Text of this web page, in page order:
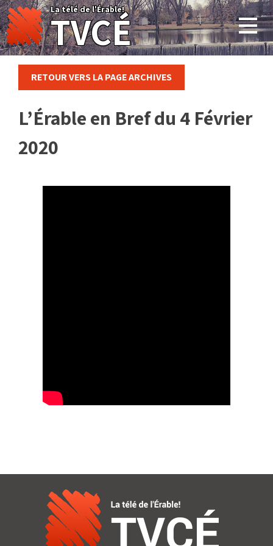
Skip
to
content
La télé de l'Érable!
TVCÉ
RETOUR VERS LA PAGE ARCHIVES
L’Érable en Bref du 4 Février
2020